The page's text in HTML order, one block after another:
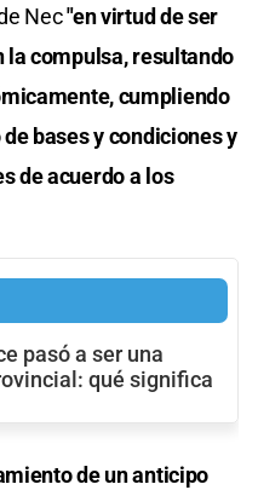
Nec"en virtud de ser
la compulsa, resultando
cumpliendo
bases y condiciones y
de acuerdo a los
pasó a ser una
qué significa
de un anticipo